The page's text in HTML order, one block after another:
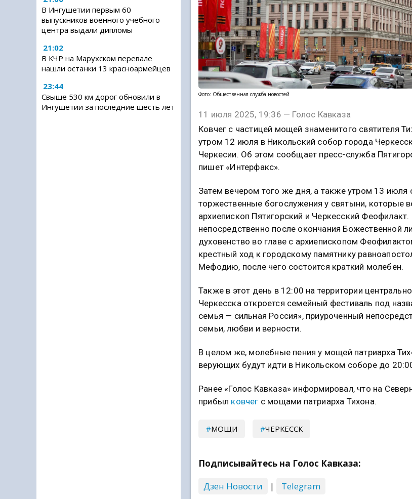
В Ингушетии первым 60
выпускников военного учебного
центра выдали дипломы
21:02
В КЧР на Марухском перевале
нашли останки 13 красноармейцев
23:44
Свыше 530 км дорог обновили в
Ингушетии за последние шесть лет
Фото: Общественная служба новостей
11 июля 2025, 19:36 — Голос Кавказа
Ковчег с частицей мощей знаменитого святителя
утром 12 июля в Никольский собор города
Черкесии. Об этом сообщает пресс-служба
пишет «Интерфакс».
Затем вечером того же дня, а также утром 13 июля
торжественные богослужения у святыни, которые
архиепископ Пятигорский и Черкесский Феофилакт.
непосредственно после окончания Божественной
духовенство во главе с архиепископом
крестный ход к городскому памятнику
Мефодию, после чего состоится краткий молебен.
Также в этот день в 12:00 на территории
Черкесска откроется семейный фестиваль под
семья — сильная Россия», приуроченный
семьи, любви и верности.
В целом же, молебные пения у мощей патриарха
верующих будут идти в Никольском соборе до
Ранее «Голос Кавказа» информировал, что на
прибыл ковчег с мощами патриарха Тихона.
МОЩИ ЧЕРКЕССК
Подписывайтесь на Голос Кавказа:
Дзен Новости
| Telegram